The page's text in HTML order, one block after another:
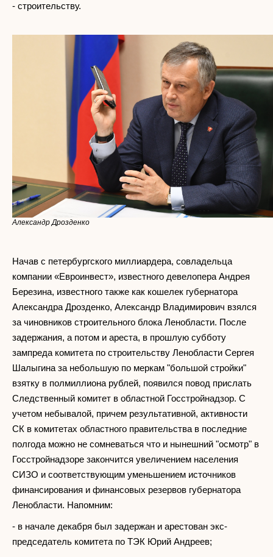
- строительству.
Александр Дрозденко
Начав с петербургского миллиардера, совладельца
компании «Евроинвест», известного девелопера Андрея
Березина, известного также как кошелек губернатора
Александра Дрозденко, Александр Владимирович взялся
за чиновников строительного блока Ленобласти. После
задержания, а потом и ареста, в прошлую субботу
зампреда комитета по строительству Ленобласти Сергея
Шалыгина за небольшую по меркам "большой стройки"
взятку в полмиллиона рублей, появился повод прислать
Следственный комитет в областной Госстройнадзор. С
учетом небывалой, причем результативной, активности
СК в комитетах областного правительства в последние
полгода можно не сомневаться что и нынешний "осмотр" в
Госстройнадзоре закончится увеличением населения
СИЗО и соответствующим уменьшением источников
финансирования и финансовых резервов губернатора
Ленобласти. Напомним:
- в начале декабря был задержан и арестован экс-
председатель комитета по ТЭК Юрий Андреев;